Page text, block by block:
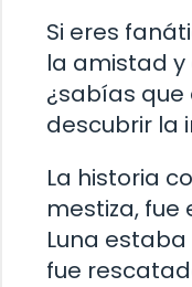
Si eres
la amistad y
¿sabías
descubrir la
La historia
mestiza,
Luna
fue